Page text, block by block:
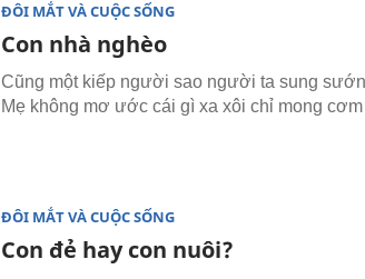
ĐÔI MẮT VÀ CUỘC SỐNG
Con nhà nghèo
Cũng một kiếp người sao người ta sung
Mẹ không mơ ước cái gì xa xôi chỉ mong
ĐÔI MẮT VÀ CUỘC SỐNG
Con đẻ hay con nuôi?